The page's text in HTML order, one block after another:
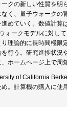
クの新しい性質を
く、量子ウォーク
めていく。数値計
ォークモデルに対し
理論的に長時間極
行う。研究進捗状
ホームページ上で周
of California
。計算機の購入に使